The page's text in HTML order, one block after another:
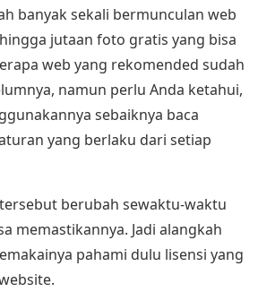
banyak sekali bermunculan web
jutaan foto gratis yang bisa
web yang rekomended sudah
namun perlu Anda ketahui,
sebaiknya baca
yang berlaku dari setiap
berubah sewaktu-waktu
memastikannya. Jadi alangkah
pahami dulu lisensi yang